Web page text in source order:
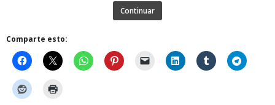
Continuar
Comparte esto: